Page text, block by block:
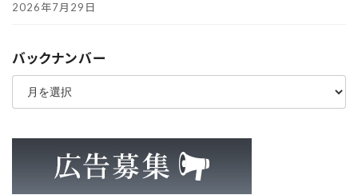
2026年7月29日
バックナンバー
ア
カ
ブ